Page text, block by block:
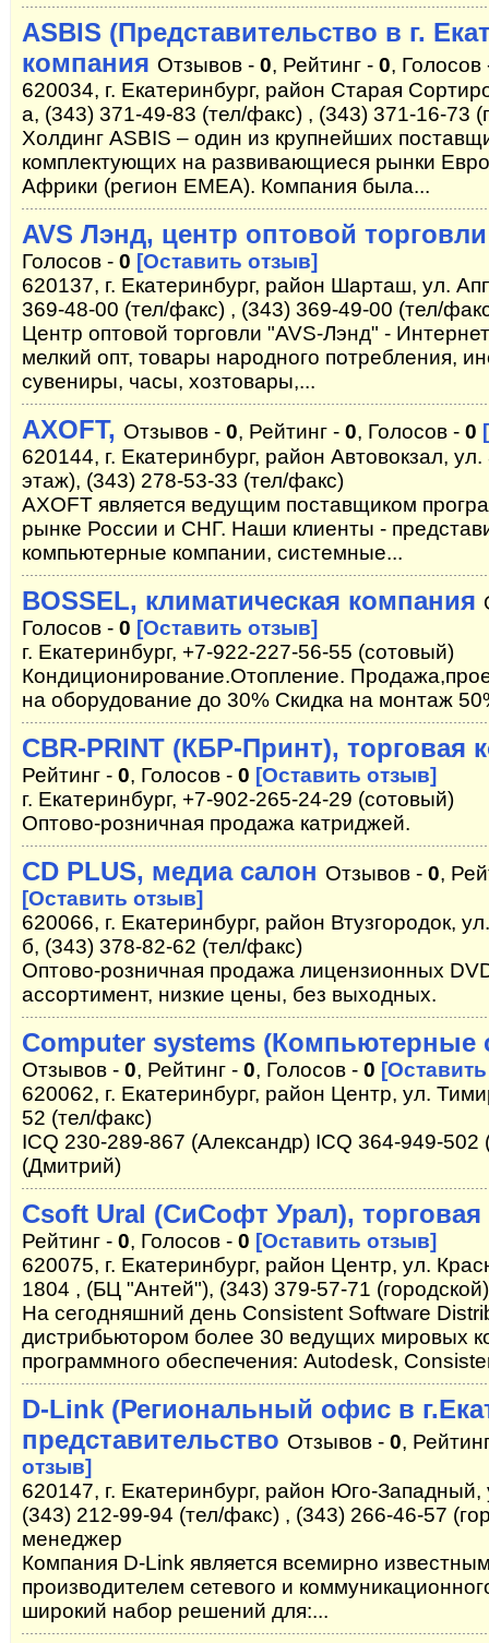
ASBIS (Представительство в г.
компания Отзывов - 0, Рейтинг - 0,
620034, г. Екатеринбург, район Старая
а, (343) 371-49-83 (тел/факс) , (343) 371-16-73
Холдинг ASBIS – один из крупнейших
комплектующих на развивающиеся рынки
Африки (регион EMEA). Компания была...
AVS Лэнд, центр оптовой торговли
Голосов - 0 [Оставить отзыв]
620137, г. Екатеринбург, район Шарташ, ул.
369-48-00 (тел/факс) , (343) 369-49-00 (тел/
Центр оптовой торговли "AVS-Лэнд" -
мелкий опт, товары народного потребления,
сувениры, часы, хозтовары,...
AXOFT, Отзывов - 0, Рейтинг - 0, Голосов - 0
620144, г. Екатеринбург, район Автовокзал,
этаж), (343) 278-53-33 (тел/факс)
AXOFT является ведущим поставщиком
рынке России и СНГ. Наши клиенты -
компьютерные компании, системные...
BOSSEL, климатическая компания
Голосов - 0 [Оставить отзыв]
г. Екатеринбург, +7-922-227-56-55 (сотовый)
Кондиционирование.Отопление.
на оборудование до 30% Скидка на монтаж
CBR-PRINT (КБР-Принт), торговая
Рейтинг - 0, Голосов - 0 [Оставить отзыв]
г. Екатеринбург, +7-902-265-24-29 (сотовый)
Оптово-розничная продажа катриджей.
CD PLUS, медиа салон Отзывов - 0,
[Оставить отзыв]
620066, г. Екатеринбург, район Втузгородок,
б, (343) 378-82-62 (тел/факс)
Оптово-розничная продажа лицензионных
ассортимент, низкие цены, без выходных.
Computer systems (Компьютерные
Отзывов - 0, Рейтинг - 0, Голосов - 0
620062, г. Екатеринбург, район Центр, ул.
52 (тел/факс)
ICQ 230-289-867 (Александр) ICQ 364-949-
(Дмитрий)
Csoft Ural (СиСофт Урал),
Рейтинг - 0, Голосов - 0 [Оставить отзыв]
620075, г. Екатеринбург, район Центр, ул.
1804 , (БЦ "Антей"), (343) 379-57-71
На сегодняшний день Consistent Software
дистрибьютором более 30 ведущих мировых
программного обеспечения: Autodesk,
D-Link (Региональный офис в
представительство Отзывов - 0,
отзыв]
620147, г. Екатеринбург, район Юго-
(343) 212-99-94 (тел/факс) , (343) 266-46-57
менеджер
Компания D-Link является всемирно
производителем сетевого и
широкий набор решений для:...